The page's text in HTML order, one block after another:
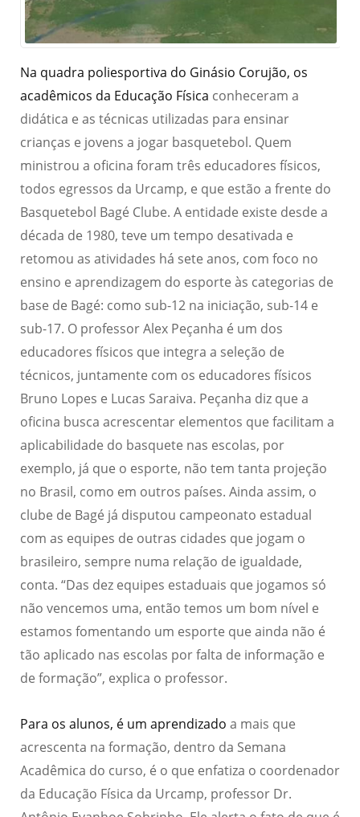
Na quadra poliesportiva do Ginásio Corujão, os
acadêmicos da Educação Física conheceram a
didática e as técnicas utilizadas para ensinar
crianças e jovens a jogar basquetebol. Quem
ministrou a oficina foram três educadores físicos,
todos egressos da Urcamp, e que estão a frente do
Basquetebol Bagé Clube. A entidade existe desde a
década de 1980, teve um tempo desativada e
retomou as atividades há sete anos, com foco no
ensino e aprendizagem do esporte às categorias de
base de Bagé: como sub-12 na iniciação, sub-14 e
sub-17. O professor Alex Peçanha é um dos
educadores físicos que integra a seleção de
técnicos, juntamente com os educadores físicos
Bruno Lopes e Lucas Saraiva. Peçanha diz que a
oficina busca acrescentar elementos que facilitam a
aplicabilidade do basquete nas escolas, por
exemplo, já que o esporte, não tem tanta projeção
no Brasil, como em outros países. Ainda assim, o
clube de Bagé já disputou campeonato estadual
com as equipes de outras cidades que jogam o
brasileiro, sempre numa relação de igualdade,
conta. “Das dez equipes estaduais que jogamos só
não vencemos uma, então temos um bom nível e
estamos fomentando um esporte que ainda não é
tão aplicado nas escolas por falta de informação e
de formação”, explica o professor.
Para os alunos, é um aprendizado a mais que
acrescenta na formação, dentro da Semana
Acadêmica do curso, é o que enfatiza o coordenador
da Educação Física da Urcamp, professor Dr.